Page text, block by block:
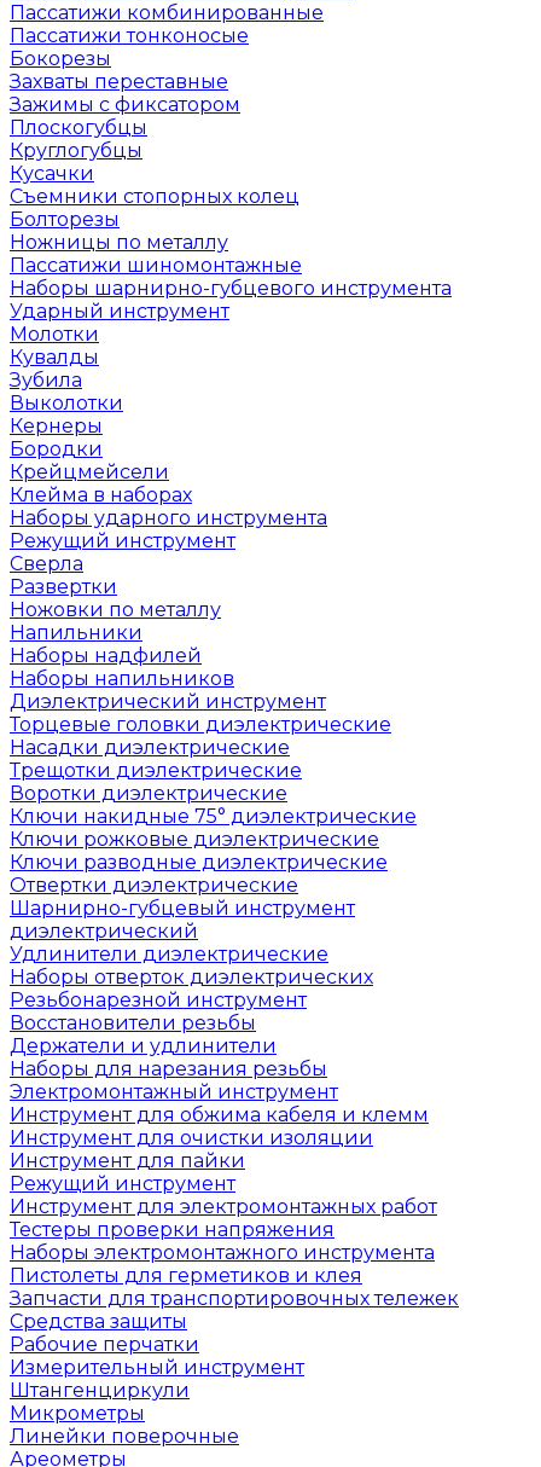
Пассатижи комбинированные
Пассатижи тонконосые
Бокорезы
Захваты переставные
Зажимы с фиксатором
Плоскогубцы
Круглогубцы
Кусачки
Съемники стопорных колец
Болторезы
Ножницы по металлу
Пассатижи шиномонтажные
Наборы шарнирно-губцевого инструмента
Ударный инструмент
Молотки
Кувалды
Зубила
Выколотки
Кернеры
Бородки
Крейцмейсели
Клейма в наборах
Наборы ударного инструмента
Режущий инструмент
Сверла
Развертки
Ножовки по металлу
Напильники
Наборы надфилей
Наборы напильников
Диэлектрический инструмент
Торцевые головки диэлектрические
Насадки диэлектрические
Трещотки диэлектрические
Воротки диэлектрические
Ключи накидные 75° диэлектрические
Ключи рожковые диэлектрические
Ключи разводные диэлектрические
Отвертки диэлектрические
Шарнирно-губцевый инструмент
диэлектрический
Удлинители диэлектрические
Наборы отверток диэлектрических
Резьбонарезной инструмент
Восстановители резьбы
Держатели и удлинители
Наборы для нарезания резьбы
Электромонтажный инструмент
Инструмент для обжима кабеля и клемм
Инструмент для очистки изоляции
Инструмент для пайки
Режущий инструмент
Инструмент для электромонтажных работ
Тестеры проверки напряжения
Наборы электромонтажного инструмента
Пистолеты для герметиков и клея
Запчасти для транспортировочных тележек
Средства защиты
Рабочие перчатки
Измерительный инструмент
Штангенциркули
Микрометры
Линейки поверочные
Ареометры